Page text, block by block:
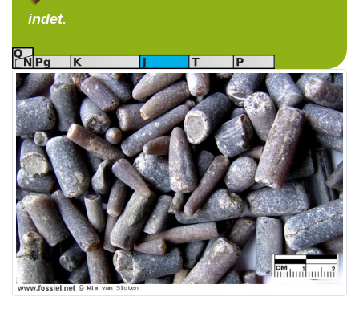
indet.